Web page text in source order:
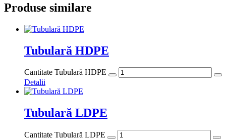
Produse similare
Tubulară HDPE
Cantitate Tubulară HDPE
Detalii
Tubulară LDPE
Cantitate Tubulară LDPE